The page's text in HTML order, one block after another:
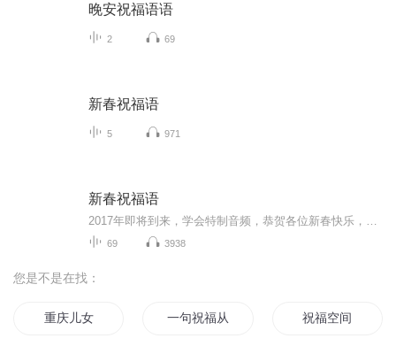
晚安祝福语语
2 69
新春祝福语
5 971
新春祝福语
69 3938
您是不是在找：
重庆儿女 一句祝福从此不见 祝福空间